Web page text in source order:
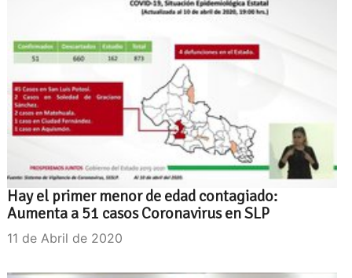
Hay el primer menor de edad contagiado:
Aumenta a 51 casos Coronavirus en SLP
11 de Abril de 2020